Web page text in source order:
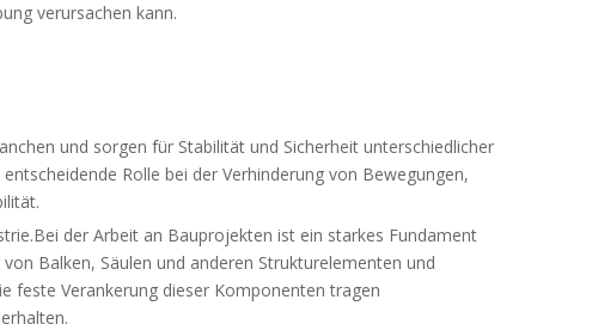
verursachen kann.
und sorgen für Stabilität und Sicherheit unterschiedlicher
Rolle bei der Verhinderung von Bewegungen,
der Arbeit an Bauprojekten ist ein starkes Fundament
von Balken, Säulen und anderen Strukturelementen und
feste Verankerung dieser Komponenten tragen